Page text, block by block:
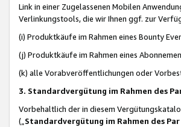
Link in einer Zugelassenen Mobilen
Verlinkungstools, die wir Ihnen ggf. zur
(i) Produktkäufe im Rahmen eines Bounty
(j) Produktkäufe im Rahmen eines
(k) alle Vorabveröffentlichungen oder
3. Standardvergütung im Rahmen des
Vorbehaltlich der in diesem
(„ Standardvergütung im Rahmen des